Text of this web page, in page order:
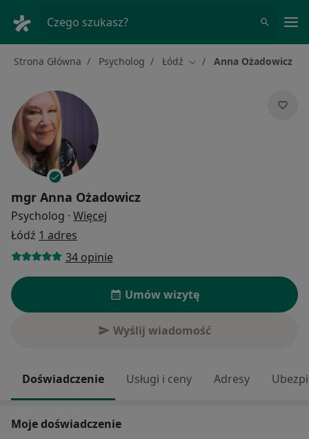
Czego szukasz?
Strona Główna Psycholog Łódź Zmień miasto
Anna Ożadowicz
mgr Anna Ożadowicz
Psycholog · Więcej
Łódź 1 adres
34 opinie
Umów wizytę
Wyślij wiadomość
Doświadczenie Usługi i ceny Adresy
Moje doświadczenie